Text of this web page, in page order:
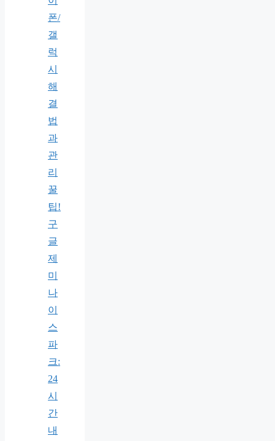
폰/
갤
럭
시
해
결
법
과
관
리
꿀
팁!
구
글
제
미
나
이
스
파
크:
24
시
간
내